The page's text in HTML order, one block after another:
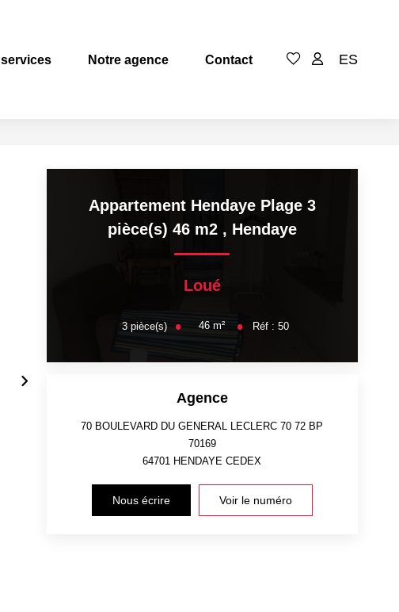
services Notre agence Contact ES
Appartement Hendaye Plage 3
pièce(s) 46 m2 , Hendaye
Loué
3 pièce(s) 46 m² Réf : 50
Agence
70 BOULEVARD DU GENERAL LECLERC 70 72 BP
70169
64701 HENDAYE CEDEX
Nous écrire Voir le numéro